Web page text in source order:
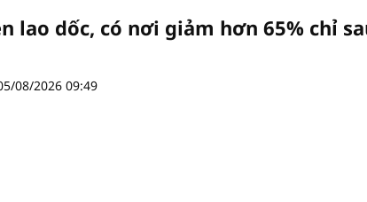
lao dốc, có nơi giảm hơn 65% chỉ
08/2026 09:49